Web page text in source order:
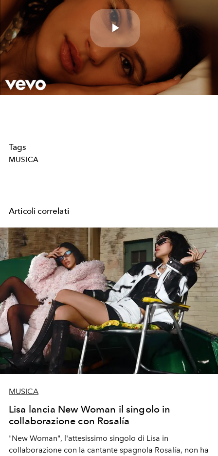
Play
Video
Tags
MUSICA
Articoli correlati
MUSICA
Lisa lancia New Woman il singolo in
collaborazione con Rosalía
"New Woman", l'attesissimo singolo di Lisa in
collaborazione con la cantante spagnola Rosalía, non ha